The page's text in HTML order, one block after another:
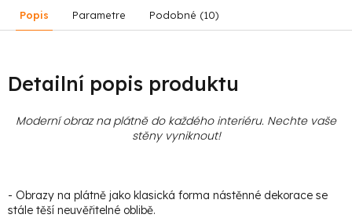
Popis Parametre Podobné (10)
Detailní popis produktu
Moderní obraz na plátně do každého interiéru. Nechte vaše
stěny vyniknout!
- Obrazy na plátně jako klasická forma nástěnné dekorace se
stále těší neuvěřitelné oblibě.